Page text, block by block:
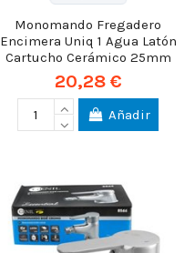
Monomando Fregadero
Encimera Uniq 1 Agua Latón
Cartucho Cerámico 25mm
20,28 €
Añadir